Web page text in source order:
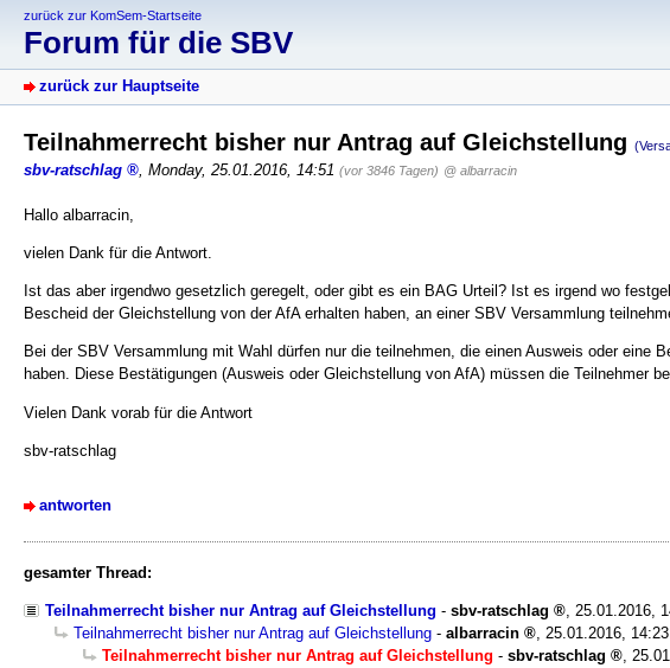
zurück zur KomSem-Startseite
Forum für die SBV
zurück zur Hauptseite
Teilnahmerrecht bisher nur Antrag auf Gleichstellung
sbv-ratschlag , Monday, 25.01.2016, 14:51 (vor 3846 Tagen) @ albarracin
Hallo albarracin,
vielen Dank für die Antwort.
Ist das aber irgendwo gesetzlich geregelt, oder gibt es ein BAG Urteil? Ist es irgend wo
Bescheid der Gleichstellung von der AfA erhalten haben, an einer SBV Versammlung
Bei der SBV Versammlung mit Wahl dürfen nur die teilnehmen, die einen Ausweis oder eine
haben. Diese Bestätigungen (Ausweis oder Gleichstellung von AfA) müssen die Teilnehmer
Vielen Dank vorab für die Antwort
sbv-ratschlag
antworten
gesamter Thread:
Teilnahmerrecht bisher nur Antrag auf Gleichstellung - sbv-ratschlag , 25.01.2016,
Teilnahmerrecht bisher nur Antrag auf Gleichstellung - albarracin , 25.01.2016, 14:23
Teilnahmerrecht bisher nur Antrag auf Gleichstellung - sbv-ratschlag ,